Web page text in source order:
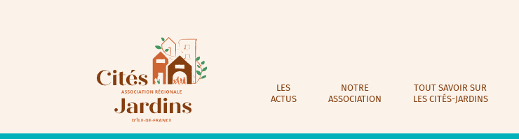
LES
ACTUS
NOTRE
ASSOCIATION
TOUT SAVOIR SUR
LES CITÉS-JARDINS